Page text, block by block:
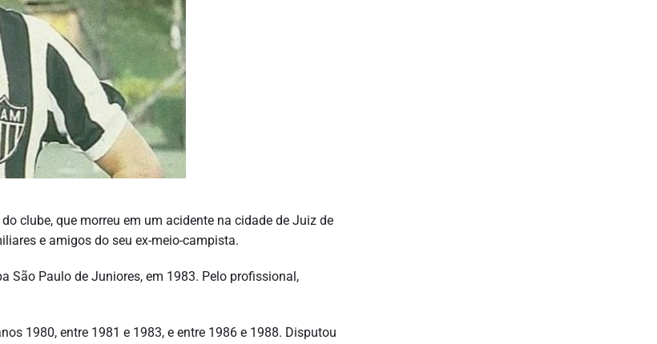
clube, que morreu em um acidente na cidade de Juiz de
e amigos do seu ex-meio-campista.
São Paulo de Juniores, em 1983. Pelo profissional,
1980, entre 1981 e 1983, e entre 1986 e 1988. Disputou